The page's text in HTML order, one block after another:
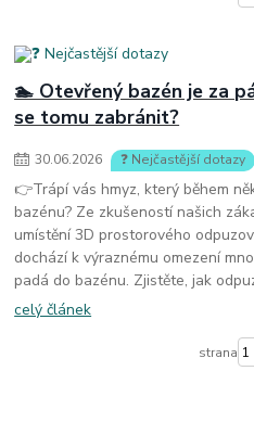
🏊 Otevřený bazén je za
se tomu zabránit?
30.06.2026 ❓ Nejčastější dotazy
👉Trápí vás hmyz, který během
bazénu? Ze zkušeností našich
umístění 3D prostorového
dochází k výraznému omezení
padá do bazénu. Zjistěte, jak
celý článek
strana